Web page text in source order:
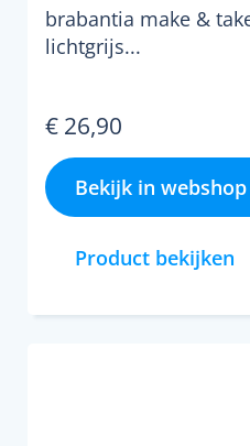
brabantia make &
lichtgrijs...
€ 26,90
Bekijk in webshop
Product bekijken